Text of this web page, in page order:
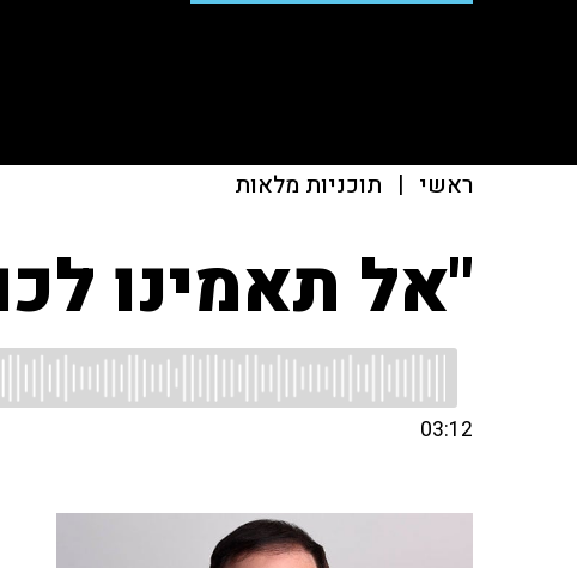
ראשי | תוכניות מלאות
"אל תאמינו
03:12